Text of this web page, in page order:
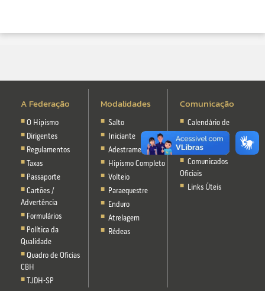
A Federação
O Hipismo
Dirigentes
Regulamentos
Taxas
Passaporte
Cartões /
Advertência
Formulários
Política da
Qualidade
Quadro de Oficias
CBH
TJDH-SP
Modalidades
Salto
Iniciante
Adestramento
Hipismo Completo
Volteio
Paraequestre
Enduro
Atrelagem
Rédeas
Comunicação
Calendário de
Eventos
Notícias
Comunicados
Oficiais
Links Úteis